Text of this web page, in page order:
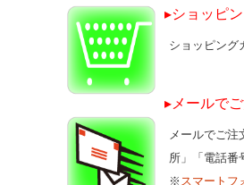
▸ショッピ
ショッピング
▸メールで
メールでご
所」「電話番
※ スマートフ